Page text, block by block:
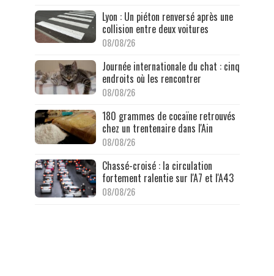
Lyon : Un piéton renversé après une
collision entre deux voitures
08/08/26
Journée internationale du chat : cinq
endroits où les rencontrer
08/08/26
180 grammes de cocaïne retrouvés
chez un trentenaire dans l'Ain
08/08/26
Chassé-croisé : la circulation
fortement ralentie sur l'A7 et l'A43
08/08/26